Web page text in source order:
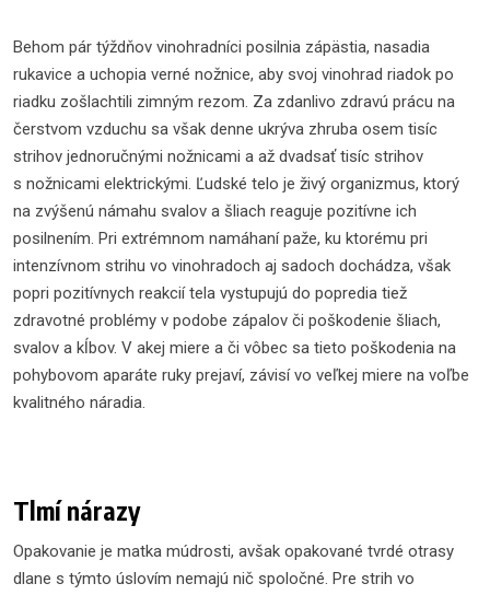
Behom pár týždňov vinohradníci posilnia zápästia, nasadia
rukavice a uchopia verné nožnice, aby svoj vinohrad riadok po
riadku zošlachtili zimným rezom. Za zdanlivo zdravú prácu na
čerstvom vzduchu sa však denne ukrýva zhruba osem tisíc
strihov jednoručnými nožnicami a až dvadsať tisíc strihov
s nožnicami elektrickými. Ľudské telo je živý organizmus, ktorý
na zvýšenú námahu svalov a šliach reaguje pozitívne ich
posilnením. Pri extrémnom namáhaní paže, ku ktorému pri
intenzívnom strihu vo vinohradoch aj sadoch dochádza, však
popri pozitívnych reakcií tela vystupujú do popredia tiež
zdravotné problémy v podobe zápalov či poškodenie šliach,
svalov a kĺbov. V akej miere a či vôbec sa tieto poškodenia na
pohybovom aparáte ruky prejaví, závisí vo veľkej miere na voľbe
kvalitného náradia.
Tlmí nárazy
Opakovanie je matka múdrosti, avšak opakované tvrdé otrasy
dlane s týmto úslovím nemajú nič spoločné. Pre strih vo